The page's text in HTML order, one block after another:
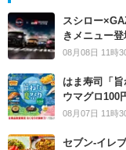
スシロー
きメニュー登
08月08日 11時
はま寿司「
ウマグロ100
08月07日 11時
セブン‐イレ